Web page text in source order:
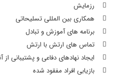
 رزمایش
 همکاری بین المللی تسلیحاتی
 برنامه های آموزش و تبادل
 تماس های ارتش با ارتش
 ایجاد نهادهای دفاعی و پشتیبانی از آنها
 بازیابی افراد مفقود شده